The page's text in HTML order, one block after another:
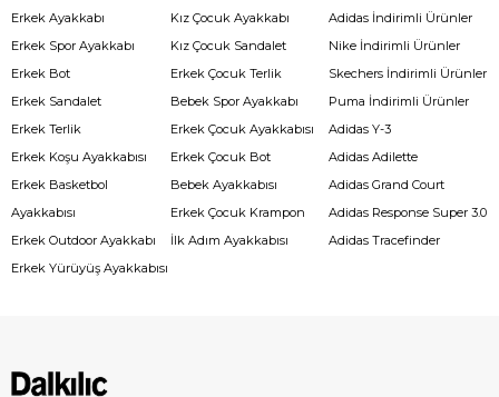
Erkek Ayakkabı
Erkek Spor Ayakkabı
Erkek Bot
Erkek Sandalet
Erkek Terlik
Erkek Koşu Ayakkabısı
Erkek Basketbol
Ayakkabısı
Erkek Outdoor Ayakkabı
Erkek Yürüyüş Ayakkabısı
Kız Çocuk Ayakkabı
Kız Çocuk Sandalet
Erkek Çocuk Terlik
Bebek Spor Ayakkabı
Erkek Çocuk Ayakkabısı
Erkek Çocuk Bot
Bebek Ayakkabısı
Erkek Çocuk Krampon
İlk Adım Ayakkabısı
Adidas İndirimli Ürünler
Nike İndirimli Ürünler
Skechers İndirimli Ürünler
Puma İndirimli Ürünler
Adidas Y-3
Adidas Adilette
Adidas Grand Court
Adidas Response Super 3.0
Adidas Tracefinder